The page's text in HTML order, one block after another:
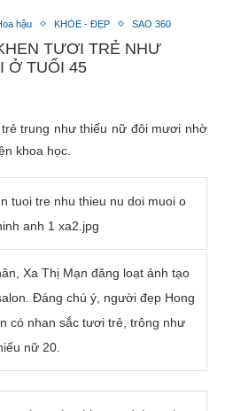
hậu KHỎE - ĐẸP SAO 360
TƯƠI TRẺ NHƯ
Ở TUỔI 45
trung như thiếu nữ đôi mươi nhờ
khoa học.
Xa Thị Mạn đăng loạt ảnh tạo
Đáng chú ý, người đẹp Hong
có nhan sắc tươi trẻ, trông như
nữ 20.